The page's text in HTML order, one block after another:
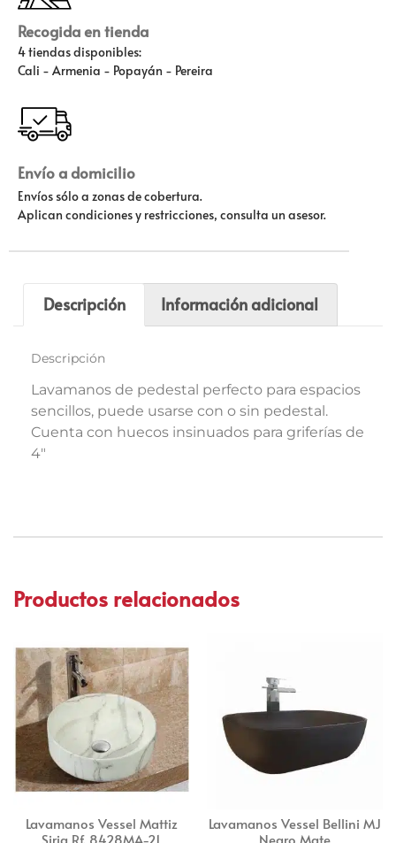
Recogida en tienda
4 tiendas disponibles:
Cali - Armenia - Popayán - Pereira
Envío a domicilio
Envíos sólo a zonas de cobertura.
Aplican condiciones y restricciones, consulta un asesor.
Descripción Información adicional
Descripción
Lavamanos de pedestal perfecto para espacios
sencillos, puede usarse con o sin pedestal.
Cuenta con huecos insinuados para griferías de
4″
Productos relacionados
Lavamanos Vessel Mattiz
Siria Rf. 8428MA-21
Lavamanos Vessel Bellini MJ
Negro Mate